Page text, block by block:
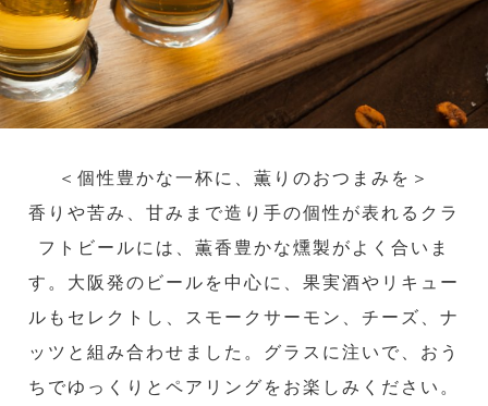
＜個性豊かな一杯に、薫りのおつまみを＞
香りや苦み、甘みまで造り手の個性が表れるクラ
フトビールには、薫香豊かな燻製がよく合いま
す。大阪発のビールを中心に、果実酒やリキュー
ルもセレクトし、スモークサーモン、チーズ、ナ
ッツと組み合わせました。グラスに注いで、おう
ちでゆっくりとペアリングをお楽しみください。